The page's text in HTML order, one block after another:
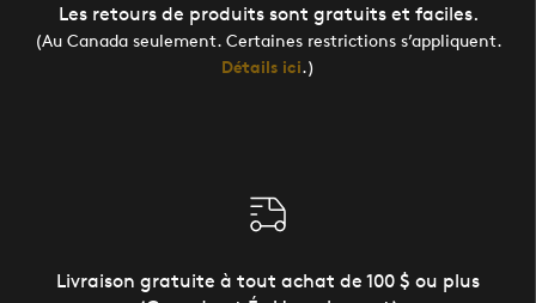
Les retours de produits sont gratuits et faciles.
(Au Canada seulement. Certaines restrictions s’appliquent.
Détails ici.)
Livraison gratuite à tout achat de 100 $ ou plus